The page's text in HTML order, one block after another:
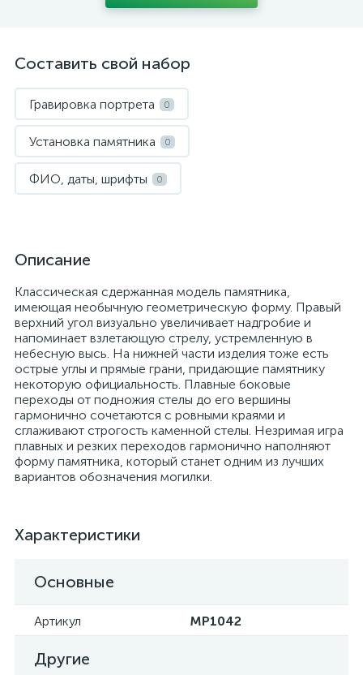
Составить свой набор
Гравировка портрета 0
Установка памятника 0
ФИО, даты, шрифты 0
Описание
Классическая сдержанная модель памятника,
имеющая необычную геометрическую форму. Правый
верхний угол визуально увеличивает надгробие и
напоминает взлетающую стрелу, устремленную в
небесную высь. На нижней части изделия тоже есть
острые углы и прямые грани, придающие памятнику
некоторую официальность. Плавные боковые
переходы от подножия стелы до его вершины
гармонично сочетаются с ровными краями и
сглаживают строгость каменной стелы. Незримая игра
плавных и резких переходов гармонично наполняют
форму памятника, который станет одним из лучших
вариантов обозначения могилки.
Характеристики
Основные
Артикул MP1042
Другие